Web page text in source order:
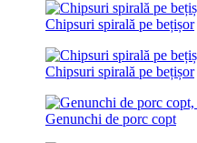
Chipsuri spirală pe bețișor
Chipsuri spirală pe bețișor
Genunchi de porc copt